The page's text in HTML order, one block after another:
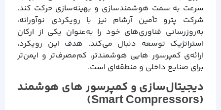
سرعت به سمت هوشمندسازی و بهینه‌سازی حرکت کند.
شرکت پترو تأمین آرشام نیز با رویکردی نوآورانه،
به‌روزرسانی فناوری‌های خود را به‌عنوان یکی از ارکان
استراتژیک توسعه دنبال می‌کند. هدف این رویکرد،
ارائه‌ی کمپرسور هایی هوشمندتر، کم‌مصرف‌تر و ایمن‌تر
برای صنایع داخلی و منطقه‌ای است.
دیجیتال‌سازی و کمپرسور های هوشمند
(Smart Compressors)